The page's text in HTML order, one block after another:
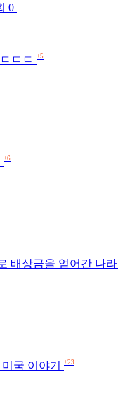
0 |
ㄷㄷ +5
+6
배상금을 얻어간 나라
국 이야기 +23